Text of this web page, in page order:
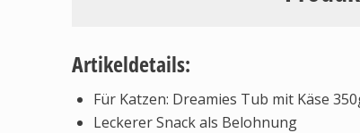
Artikeldetails:
Für Katzen: Dreamies Tub mit Käse
Leckerer Snack als Belohnung